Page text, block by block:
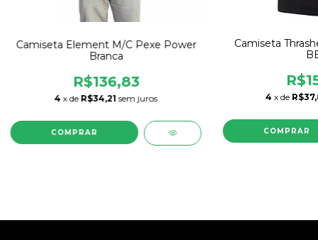
Camiseta Element M/C Pexe Power
Branca
R$136,83
4 x de R$34,21 sem juros
COMPRAR
Camiseta
4 x de
COMPRAR